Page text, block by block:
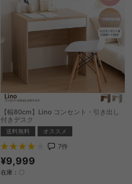
【幅80cm】Lino コンセント・引き出し
付きデスク
送料無料 オススメ
7件
¥9,999
在庫：〇